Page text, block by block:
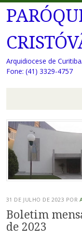
Arquidiocese de
Fone: (41) 3329-4757
Pular
para
o
conteúdo
31 DE JULHO DE 2023 POR
Boletim
de 2023